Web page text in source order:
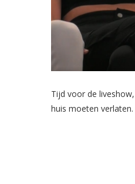
Tijd voor de
huis moeten